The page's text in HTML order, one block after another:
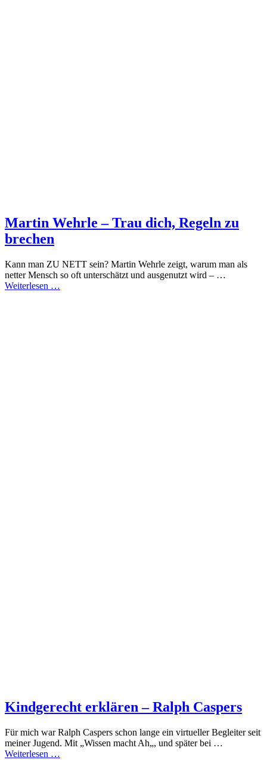
Martin Wehrle – Trau dich, Regeln zu
brechen
Kann man ZU NETT sein? Martin Wehrle zeigt, warum man als
netter Mensch so oft unterschätzt und ausgenutzt wird – …
Weiterlesen …
Kindgerecht erklären – Ralph Caspers
Für mich war Ralph Caspers schon lange ein virtueller Begleiter seit
meiner Jugend. Mit „Wissen macht Ah„, und später bei …
Weiterlesen …